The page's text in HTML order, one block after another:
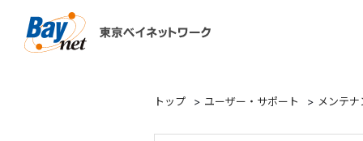
トップ > ユーザー・サポート > メンテ